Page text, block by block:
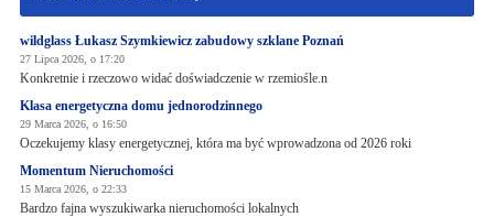
wildglass Łukasz Szymkiewicz zabudowy szklane Poznań
27 Lipca 2026, o 17:20
Konkretnie i rzeczowo widać doświadczenie w rzemiośle.n
Klasa energetyczna domu jednorodzinnego
29 Marca 2026, o 16:50
Oczekujemy klasy energetycznej, która ma być wprowadzona od 2026 roki
Momentum Nieruchomości
15 Marca 2026, o 22:33
Bardzo fajna wyszukiwarka nieruchomości lokalnych